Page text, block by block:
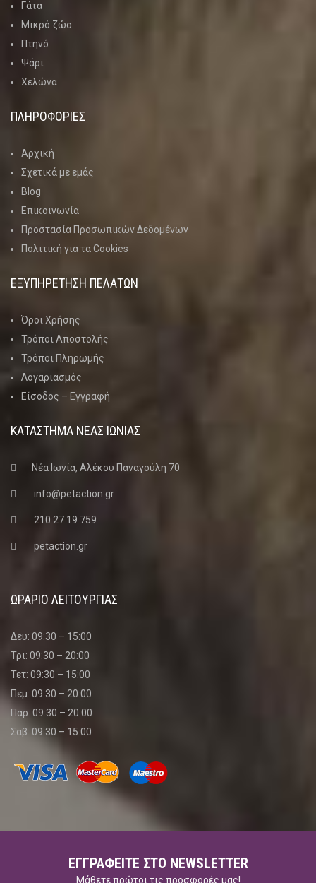
Γάτα
Μικρό ζώο
Πτηνό
Ψάρι
Χελώνα
ΠΛΗΡΟΦΟΡΙΕΣ
Αρχική
Σχετικά με εμάς
Blog
Επικοινωνία
Προστασία Προσωπικών Δεδομένων
Πολιτική για τα Cookies
ΕΞΥΠΗΡΕΤΗΣΗ ΠΕΛΑΤΩΝ
Όροι Χρήσης
Τρόποι Αποστολής
Τρόποι Πληρωμής
Λογαριασμός
Είσοδος – Εγγραφή
ΚΑΤΑΣΤΗΜΑ ΝΈΑΣ ΙΩΝΊΑΣ
Νέα Ιωνία, Αλέκου Παναγούλη 70
info@petaction.gr
210 27 19 759
petaction.gr
ΩΡΑΡΙΟ ΛΕΙΤΟΥΡΓΙΑΣ
Δευ: 09:30 – 15:00
Τρι: 09:30 – 20:00
Τετ: 09:30 – 15:00
Πεμ: 09:30 – 20:00
Παρ: 09:30 – 20:00
Σαβ: 09:30 – 15:00
ΕΓΓΡΑΦΕΊΤΕ ΣΤΟ NEWSLETTER
Μάθετε πρώτοι τις προσφορές μας!